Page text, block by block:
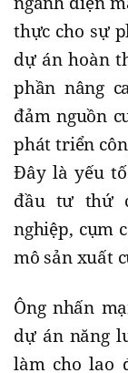
thực cho sự
dự án hoàn
phần nâng
đảm nguồn
phát triển
Đây là yếu
đầu tư thứ
nghiệp, cụm
mô sản xuất
Ông nhấn
dự án năng
làm cho lao